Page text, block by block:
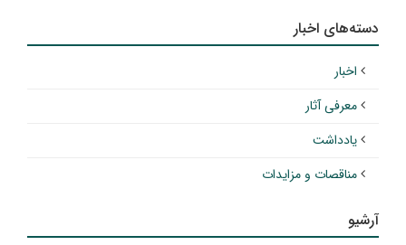
دسته‌های اخبار
اخبار
معرفی آثار
یادداشت
مناقصات و مزایدات
آرشیو